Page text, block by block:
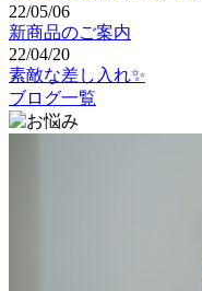
22/05/06
新商品のご案内
22/04/20
素敵な差し入れ✨
ブログ一覧